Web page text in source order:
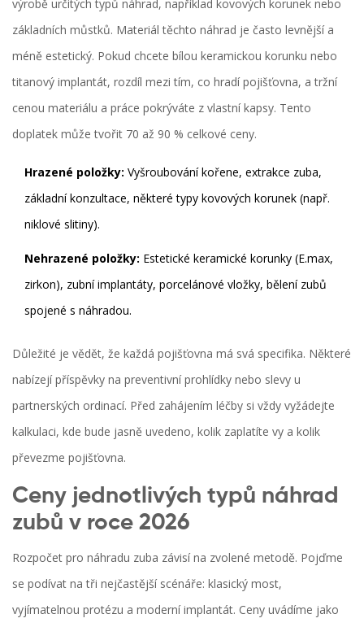
výrobě určitých typů náhrad, například kovových korunek nebo
základních můstků. Materiál těchto náhrad je často levnější a
méně estetický. Pokud chcete bílou keramickou korunku nebo
titanový implantát, rozdíl mezi tím, co hradí pojišťovna, a tržní
cenou materiálu a práce pokrýváte z vlastní kapsy. Tento
doplatek může tvořit 70 až 90 % celkové ceny.
Hrazené položky: Vyšroubování kořene, extrakce zuba,
základní konzultace, některé typy kovových korunek (např.
niklové slitiny).
Nehrazené položky: Estetické keramické korunky (E.max,
zirkon), zubní implantáty, porcelánové vložky, bělení zubů
spojené s náhradou.
Důležité je vědět, že každá pojišťovna má svá specifika. Některé
nabízejí příspěvky na preventivní prohlídky nebo slevy u
partnerských ordinací. Před zahájením léčby si vždy vyžádejte
kalkulaci, kde bude jasně uvedeno, kolik zaplatíte vy a kolik
převezme pojišťovna.
Ceny jednotlivých typů náhrad
zubů v roce 2026
Rozpočet pro náhradu zuba závisí na zvolené metodě. Pojďme
se podívat na tři nejčastější scénáře: klasický most,
vyjímatelnou protézu a moderní implantát. Ceny uvádíme jako